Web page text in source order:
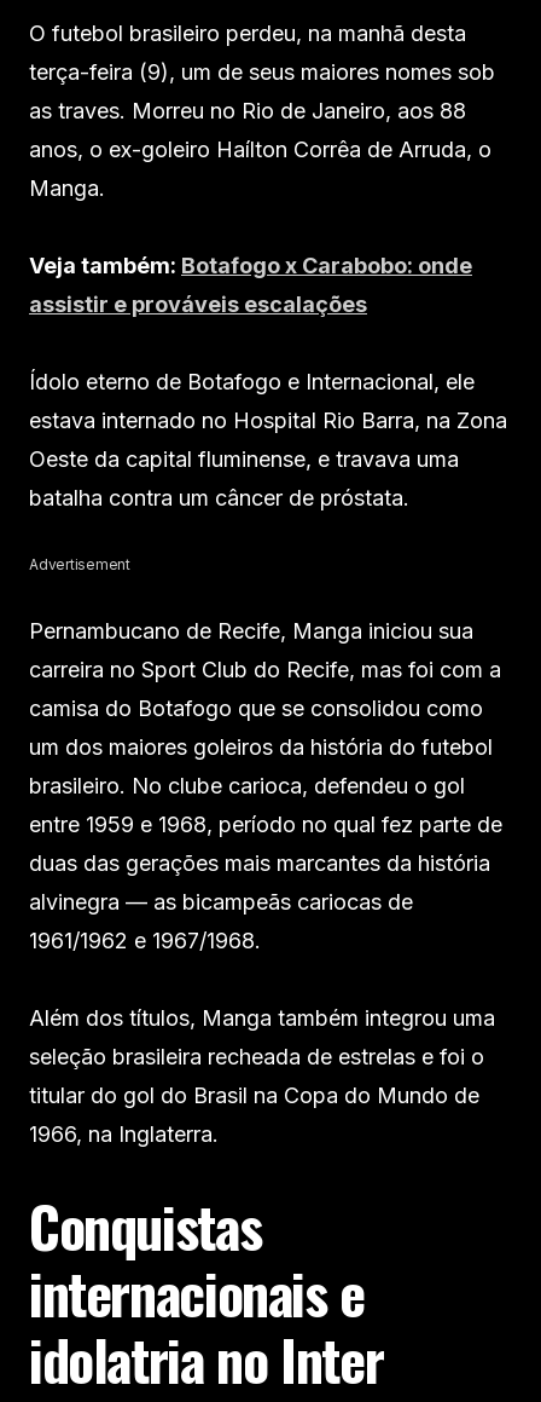
O futebol brasileiro perdeu, na manhã desta
terça-feira (9), um de seus maiores nomes sob
as traves. Morreu no Rio de Janeiro, aos 88
anos, o ex-goleiro Haílton Corrêa de Arruda, o
Manga.
Veja também: Botafogo x Carabobo: onde
assistir e prováveis escalações
Ídolo eterno de Botafogo e Internacional, ele
estava internado no Hospital Rio Barra, na Zona
Oeste da capital fluminense, e travava uma
batalha contra um câncer de próstata.
Advertisement
Pernambucano de Recife, Manga iniciou sua
carreira no Sport Club do Recife, mas foi com a
camisa do Botafogo que se consolidou como
um dos maiores goleiros da história do futebol
brasileiro. No clube carioca, defendeu o gol
entre 1959 e 1968, período no qual fez parte de
duas das gerações mais marcantes da história
alvinegra — as bicampeãs cariocas de
1961/1962 e 1967/1968.
Além dos títulos, Manga também integrou uma
seleção brasileira recheada de estrelas e foi o
titular do gol do Brasil na Copa do Mundo de
1966, na Inglaterra.
Conquistas
internacionais e
idolatria no Inter